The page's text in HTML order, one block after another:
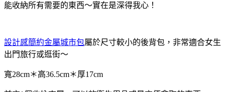
能收納所有需要的東西～實在是深得我心！
設計感簡約金屬城市包屬於尺寸較小的後背包，非常適合女生
出門旅行或逛街～
寬28cm＊高36.5cm＊厚17cm